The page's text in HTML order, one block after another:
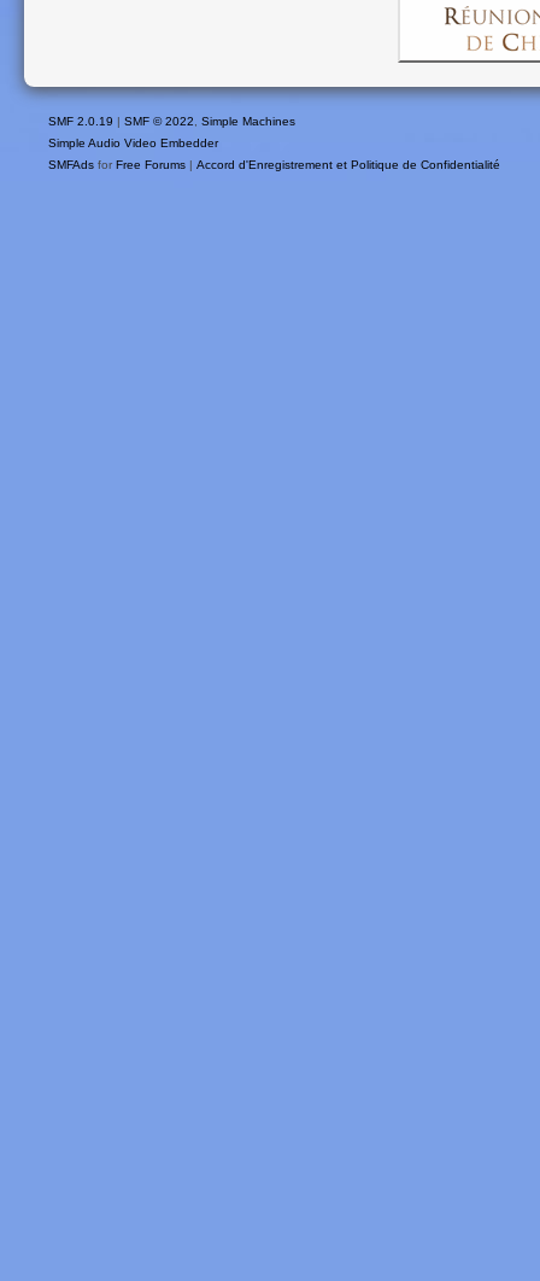
SMF 2.0.19 SMF © 2022, Simple Machines
Simple Audio Video Embedder
SMFAds for Free Forums Accord d'Enregistrement et Politique de Confidentialité